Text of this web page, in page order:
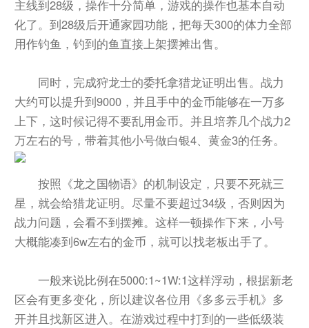
主线到28级，操作十分简单，游戏的操作也基本自动
化了。到28级后开通家园功能，把每天300的体力全部
用作钓鱼，钓到的鱼直接上架摆摊出售。
同时，完成狩龙士的委托拿猎龙证明出售。战力
大约可以提升到9000，并且手中的金币能够在一万多
上下，这时候记得不要乱用金币。并且培养几个战力2
万左右的号，带着其他小号做白银4、黄金3的任务。
按照《龙之国物语》的机制设定，只要不死就三
星，就会给猎龙证明。尽量不要超过34级，否则因为
战力问题，会看不到摆摊。这样一顿操作下来，小号
大概能凑到6w左右的金币，就可以找老板出手了。
一般来说比例在5000:1~1W:1这样浮动，根据新老
区会有更多变化，所以建议各位用《多多云手机》多
开并且找新区进入。在游戏过程中打到的一些低级装